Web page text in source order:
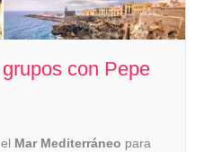
con Pepe
Mar Mediterráneo para